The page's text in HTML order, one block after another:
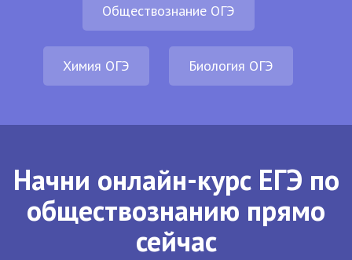
Обществознание ОГЭ
Химия ОГЭ Биология ОГЭ
Начни онлайн-курс ЕГЭ по
обществознанию прямо
сейчас